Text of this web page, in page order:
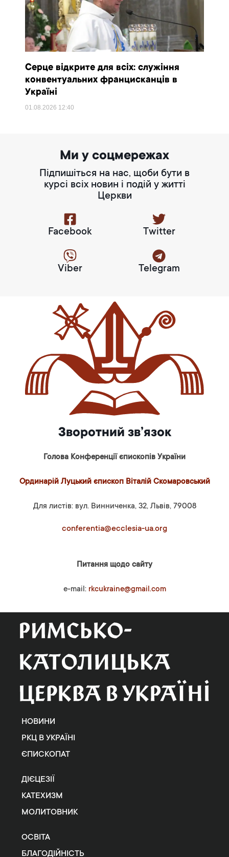
Серце відкрите для всіх: служіння
конвентуальних францисканців в
Україні
01.08.2026 12:40
Ми у соцмережах
Підпишіться на нас, щоби бути в
курсі всіх новин і подій у житті
Церкви
Facebook Twitter
Viber Telegram
Зворотний зв’язок
Голова Конференції єпископів України
Ординарій Луцький єпископ Віталій Скомаровський
Для листів: вул. Винниченка, 32, Львів, 79008
conferentia@ecclesia-ua.org
Питання щодо сайту
e-mail: rkcukraine@gmail.com
НОВИНИ
РКЦ В УКРАЇНІ
ЄПИСКОПАТ
ДІЄЦЕЗІЇ
КАТЕХИЗМ
МОЛИТОВНИК
ОСВІТА
БЛАГОДІЙНІСТЬ